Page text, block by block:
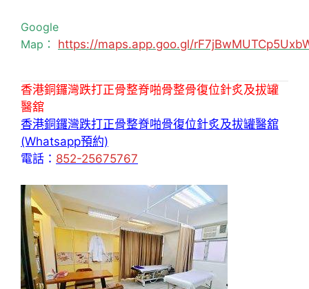
Google
Map： https://maps.app.goo.gl/
香港銅鑼灣跌打正骨整脊啪骨整骨復位針炙及拔罐
醫舘
香港銅鑼灣跌打正骨整脊啪骨復位針炙及拔罐醫舘
(Whatsapp預約)
電話： 852-25675767